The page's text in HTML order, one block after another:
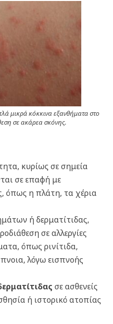
μικρά κόκκινα εξανθήματα στο
σε ακάρεα σκόνης.
κυρίως σε σημεία
σε επαφή με
όπως η πλάτη, τα χέρια
ή δερματίτιδας,
σε αλλεργίες
όπως ρινίτιδα,
λόγω εισπνοής
σε ασθενείς
ή ιστορικό ατοπίας